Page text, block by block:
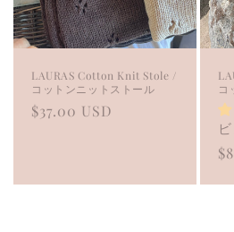
LAURAS Cotton Knit Stole /
コットンニットストール
Regular
$37.00 USD
コ